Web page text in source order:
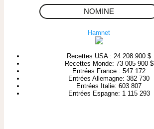
NOMINE
Hamnet
Recettes USA : 24 208 900 $
Recettes Monde: 73 005 900 $
Entrées France : 547 172
Entrées Allemagne: 382 730
Entrées Italie: 603 807
Entrées Espagne: 1 115 293